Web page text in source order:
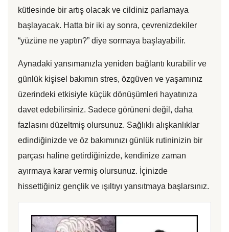
kütlesinde bir artış olacak ve cildiniz parlamaya
başlayacak. Hatta bir iki ay sonra, çevrenizdekiler
“yüzüne ne yaptın?” diye sormaya başlayabilir.
Aynadaki yansımanızla yeniden bağlantı kurabilir ve
günlük kişisel bakımın stres, özgüven ve yaşamınız
üzerindeki etkisiyle küçük dönüşümleri hayatınıza
davet edebilirsiniz. Sadece görüneni değil, daha
fazlasını düzeltmiş olursunuz. Sağlıklı alışkanlıklar
edindiğinizde ve öz bakımınızı günlük rutininizin bir
parçası haline getirdiğinizde, kendinize zaman
ayırmaya karar vermiş olursunuz. İçinizde
hissettiğiniz gençlik ve ışıltıyı yansıtmaya başlarsınız.